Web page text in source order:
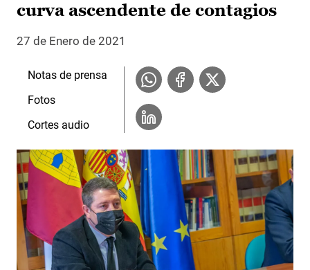
curva ascendente de contagios
27 de Enero de 2021
Notas de prensa
Fotos
Cortes audio